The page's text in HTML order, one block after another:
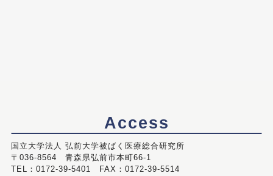
Access
国立大学法人 弘前大学被ばく医療総合研究所
〒036-8564 青森県弘前市本町66-1
TEL：0172-39-5401 FAX：0172-39-5514